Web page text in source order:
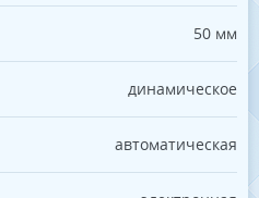
50 мм
динамическое
автоматическая